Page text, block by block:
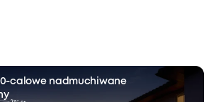
użytkowania na
calowe nadmuchiwane